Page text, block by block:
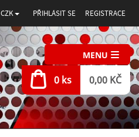
CZK PŘIHLÁSIT SE REGISTRACE
MENU
0 ks 0,00 KČ